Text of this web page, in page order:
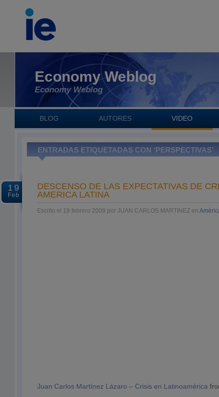
Economy Weblog
Economy Weblog
BLOG AUTORES VIDEO
ENTRADAS ETIQUETADAS CON ‘PERSPECTIVAS’
19
Feb
DESCENSO DE LAS EXPECTATIVAS DE
AMERICA LATINA
Escrito el 19 febrero 2009 por JUAN CARLOS MARTINEZ en
Juan Carlos Martínez Lázaro – Crisis en Latinoamérica